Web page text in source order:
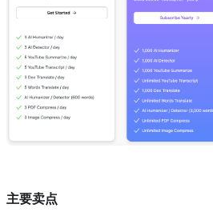
主要卖点